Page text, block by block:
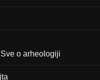
o arheologiji